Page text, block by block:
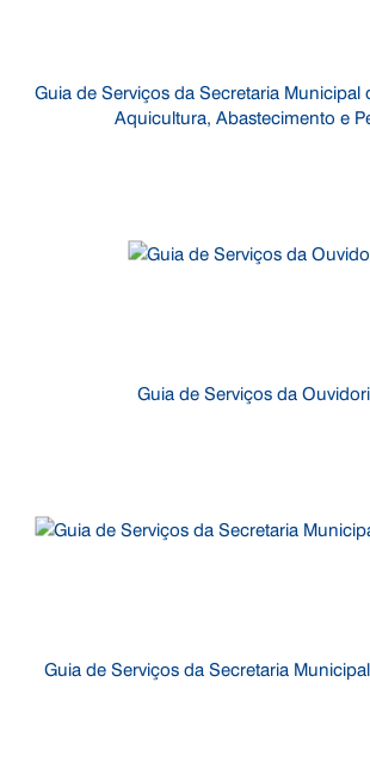
Guia de Serviços da Secretaria Municipal
Aquicultura, Abastecimento e
Guia de Serviços da
Guia de Serviços da Secretaria